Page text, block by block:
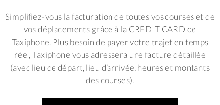
Simplifiez-vous la facturation de toutes vos courses et de
vos déplacements grâce à la CREDIT CARD de
Taxiphone. Plus besoin de payer votre trajet en temps
réel, Taxiphone vous adressera une facture détaillée
(avec lieu de départ, lieu d’arrivée, heures et montants
des courses).